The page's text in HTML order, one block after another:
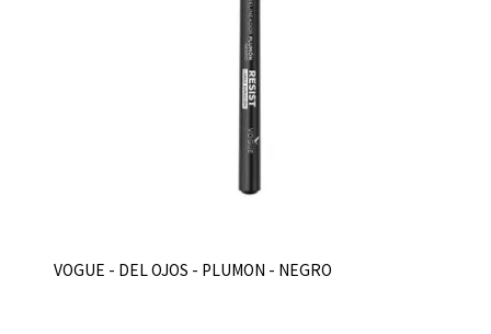
VOGUE - DEL OJOS - PLUMON - NEGRO